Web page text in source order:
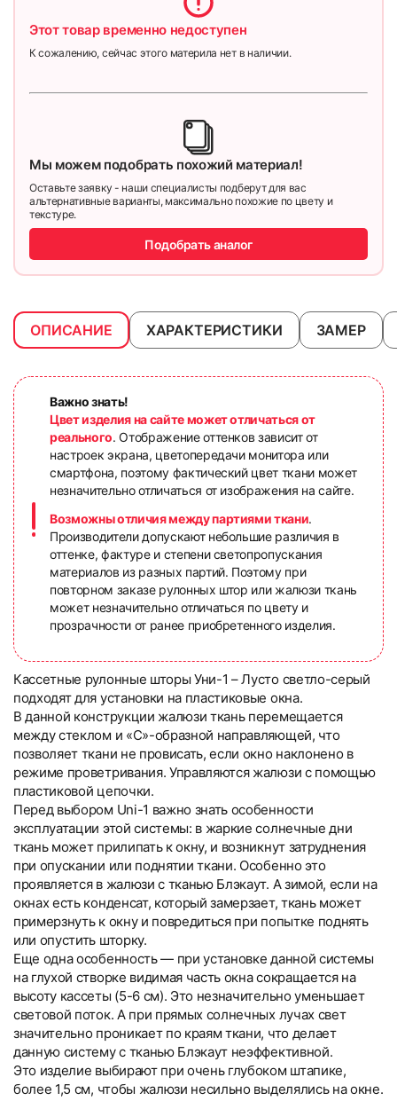
Этот товар временно недоступен
К сожалению, сейчас этого материла нет в наличии.
Мы можем подобрать похожий материал!
Оставьте заявку - наши специалисты подберут для вас
альтернативные варианты, максимально похожие по цвету и
текстуре.
Подобрать аналог
ОПИСАНИЕ ХАРАКТЕРИСТИКИ ЗАМЕР
Важно знать!
Цвет изделия на сайте может отличаться от
реального. Отображение оттенков зависит от
настроек экрана, цветопередачи монитора или
смартфона, поэтому фактический цвет ткани может
незначительно отличаться от изображения на сайте.
Возможны отличия между партиями ткани.
Производители допускают небольшие различия в
оттенке, фактуре и степени светопропускания
материалов из разных партий. Поэтому при
повторном заказе рулонных штор или жалюзи ткань
может незначительно отличаться по цвету и
прозрачности от ранее приобретенного изделия.
Кассетные рулонные шторы Уни-1 – Лусто светло-серый
подходят для установки на пластиковые окна.
В данной конструкции жалюзи ткань перемещается
между стеклом и «С»-образной направляющей, что
позволяет ткани не провисать, если окно наклонено в
режиме проветривания. Управляются жалюзи с помощью
пластиковой цепочки.
Перед выбором Uni-1 важно знать особенности
эксплуатации этой системы: в жаркие солнечные дни
ткань может прилипать к окну, и возникнут затруднения
при опускании или поднятии ткани. Особенно это
проявляется в жалюзи с тканью Блэкаут. А зимой, если на
окнах есть конденсат, который замерзает, ткань может
примерзнуть к окну и повредиться при попытке поднять
или опустить шторку.
Еще одна особенность — при установке данной системы
на глухой створке видимая часть окна сокращается на
высоту кассеты (5-6 см). Это незначительно уменьшает
световой поток. А при прямых солнечных лучах свет
значительно проникает по краям ткани, что делает
данную систему с тканью Блэкаут неэффективной.
Это изделие выбирают при очень глубоком штапике,
более 1,5 см, чтобы жалюзи несильно выделялись на окне.